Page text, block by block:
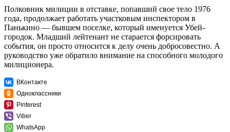
Полковник милиции в отставке, попавший свое тело 1976
года, продолжает работать участковым инспектором в
Панькино — бывшем поселке, который именуется Убей-
городок. Младший лейтенант не старается форсировать
события, он просто относится к делу очень добросовестно. А
руководство уже обратило внимание на способного молодого
милиционера.
ВКонтакте
Одноклассники
Pinterest
Viber
WhatsApp